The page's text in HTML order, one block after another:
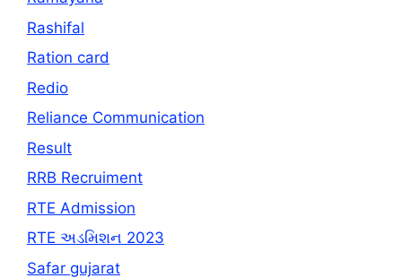
Rashifal
Ration card
Redio
Reliance Communication
Result
RRB Recruiment
RTE Admission
RTE અડમિશન 2023
Safar gujarat